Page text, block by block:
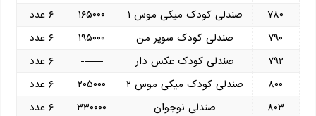
۷۸۰
صندلی کودک میکی موس ۱ ۱۶۵۰۰۰
۶ عدد
۷۹۰
صندلی کودک سوپر من ۱۹۵۰۰۰
۶ عدد
۷۹۲
صندلی کودک عکس دار ——-
۶ عدد
۸۰۰
صندلی کودک میکی موس ۲ ۲۰۵۰۰۰
۶ عدد
۸۰۳
صندلی نوجوان ۳۳۰۰۰۰
۶ عدد